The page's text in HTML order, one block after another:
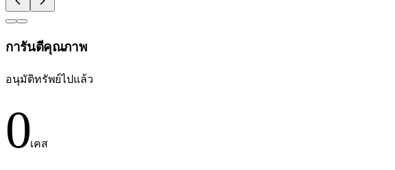
การันตีคุณภาพ
อนุมัติทรัพย์ไปแล้ว
0เคส